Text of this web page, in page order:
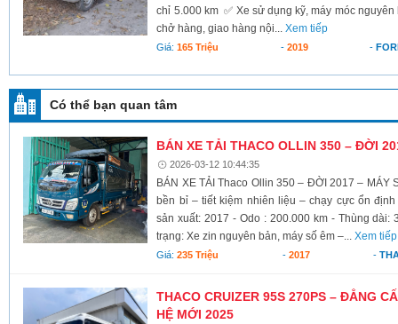
chỉ 5.000 km ✅ Xe sử dụng kỹ, máy móc
chở hàng, giao hàng nội...Xem tiếp
Giá:165 Triệu - 2019 -
Có thể bạn quan tâm
BÁN XE TẢI THACO OLLIN 350 – ĐỜI
2026-03-12 10:44:35
BÁN XE TẢI Thaco Ollin 350 – ĐỜI 2017 – MÁY
bền bỉ – tiết kiệm nhiên liệu – chạy cực ổn
sản xuất: 2017 - Odo : 200.000 km - Thùng dài:
trạng: Xe zin nguyên bản, máy số êm –...Xem tiếp
Giá:235 Triệu - 2017 -
THACO CRUIZER 95S 270PS – ĐẲNG
HỆ MỚI 2025